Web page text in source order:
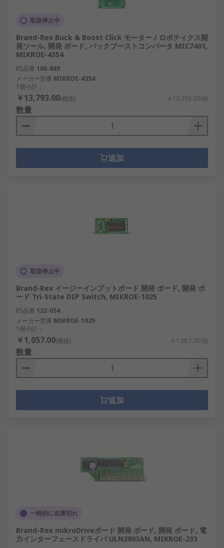
取扱停止中
Brand-Rex Buck & Boost Click モーター / ロボティクス開
発ツール, 開発 ボード, バックブーストコンバータ MIC7401,
MIKROE-4354
RS品番 106-889
メーカー型番 MIKROE-4354
1個小計：
￥13,793.00(税抜) ￥13,793.00/個
数量
追加
取扱停止中
Brand-Rex イージーインプットボード 開発 ボード, 開発 ボ
ード Tri-State DIP Switch, MIKROE-1025
RS品番 122-054
メーカー型番 MIKROE-1025
1個小計：
￥1,057.00(税抜) ￥1,057.00/個
数量
追加
一時的に在庫切れ
Brand-Rex mikroDriveボード 開発 ボード, 開発 ボード, 電
力インターフェースドライバ ULN2803AN, MIKROE-233